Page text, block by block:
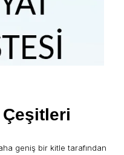
geniş bir kitle tarafından